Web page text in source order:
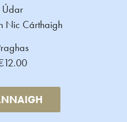
Údar
Nic Cárthaigh